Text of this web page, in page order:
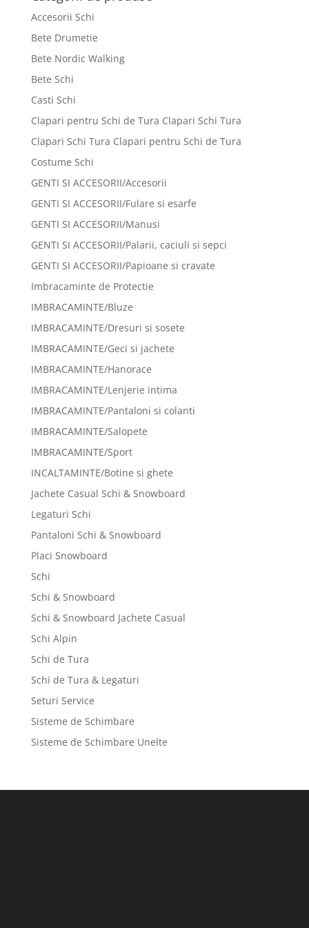
Accesorii Schi
Bete Drumetie
Bete Nordic Walking
Bete Schi
Casti Schi
Clapari pentru Schi de Tura Clapari Schi Tura
Clapari Schi Tura Clapari pentru Schi de Tura
Costume Schi
GENTI SI ACCESORII/Accesorii
GENTI SI ACCESORII/Fulare si esarfe
GENTI SI ACCESORII/Manusi
GENTI SI ACCESORII/Palarii, caciuli si sepci
GENTI SI ACCESORII/Papioane si cravate
Imbracaminte de Protectie
IMBRACAMINTE/Bluze
IMBRACAMINTE/Dresuri si sosete
IMBRACAMINTE/Geci si jachete
IMBRACAMINTE/Hanorace
IMBRACAMINTE/Lenjerie intima
IMBRACAMINTE/Pantaloni si colanti
IMBRACAMINTE/Salopete
IMBRACAMINTE/Sport
INCALTAMINTE/Botine si ghete
Jachete Casual Schi & Snowboard
Legaturi Schi
Pantaloni Schi & Snowboard
Placi Snowboard
Schi
Schi & Snowboard
Schi & Snowboard Jachete Casual
Schi Alpin
Schi de Tura
Schi de Tura & Legaturi
Seturi Service
Sisteme de Schimbare
Sisteme de Schimbare Unelte